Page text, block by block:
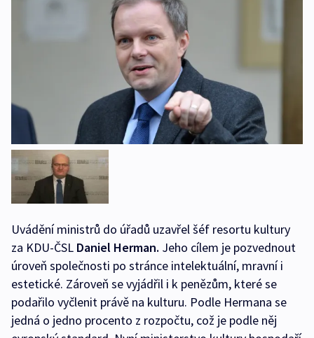
Uvádění ministrů do úřadů uzavřel šéf resortu kultury
za KDU-ČSL Daniel Herman. Jeho cílem je pozvednout
úroveň společnosti po stránce intelektuální, mravní i
estetické. Zároveň se vyjádřil i k penězům, které se
podařilo vyčlenit právě na kulturu. Podle Hermana se
jedná o jedno procento z rozpočtu, což je podle něj